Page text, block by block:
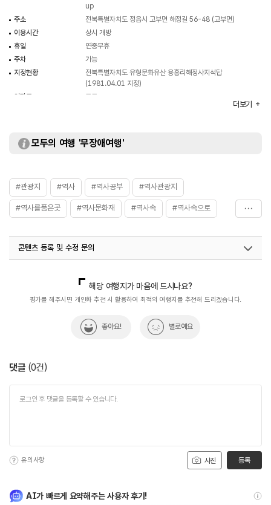
up
주소
전북특별자치도 정읍시 고부면 해정길 56-48 (고부면)
이용시간
상시 개방
휴일
연중무휴
주차
가능
지정현황
전북특별자치도 유형문화유산 용흥리해정사지석탑
(1981.04.01 지정)
입장료
무료
더보기
모두의 여행 '무장애여행'
#관광지 #역사 #역사공부 #역사관광지
#역사를품은곳 #역사문화재 #역사속 #역사속으로
#역사탐험
콘텐츠 등록 및 수정 문의
해당 여행지가 마음에 드시나요?
평가를 해주시면 개인화 추천 시 활용하여 최적의 여행지를 추천해 드리겠습니다.
좋아요! 별로예요
댓글 (0건)
사진
유의사항 등록
AI가 빠르게 요약해주는 사용자 후기!